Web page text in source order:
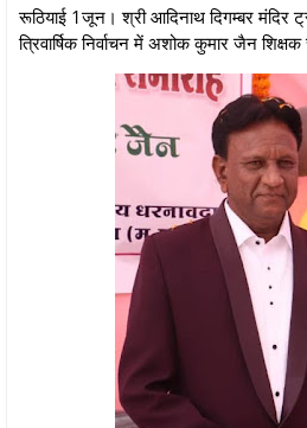
रूठियाई 1जून। श्री आदिनाथ दिगम्बर मंदिर
त्रिवार्षिक निर्वाचन में अशोक कुमार जैन